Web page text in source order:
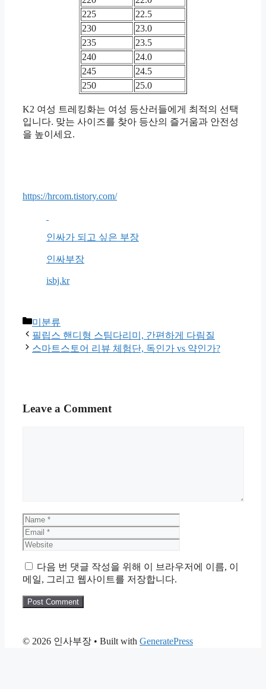
225
22.5
230
23.0
235
23.5
240
24.0
245
24.5
250
25.0
K2 여성 트레킹화는 여성 등산러들에게 최적의 선택
입니다. 맞는 사이즈를 찾아 등산의 즐거움과 안전성
을 높이세요.
https://hrcom.tistory.com/
인싸가 되고 싶은 부장
인싸부장
isbj.kr
Categories
미분류
필립스 핸디형 스팀다리미, 간편하게 다림질
스마트스토어 리뷰 체험단, 독인가 vs 약인가?
Leave a Comment
Name
다음 번 댓글 작성을 위해 이 브라우저에 이름, 이
메일, 그리고 웹사이트를 저장합니다.
© 2026 인사부장 • Built with GeneratePress